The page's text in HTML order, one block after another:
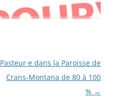
Pasteur·e dans la Paroisse de
Crans-Montana de 80 à 100
% →